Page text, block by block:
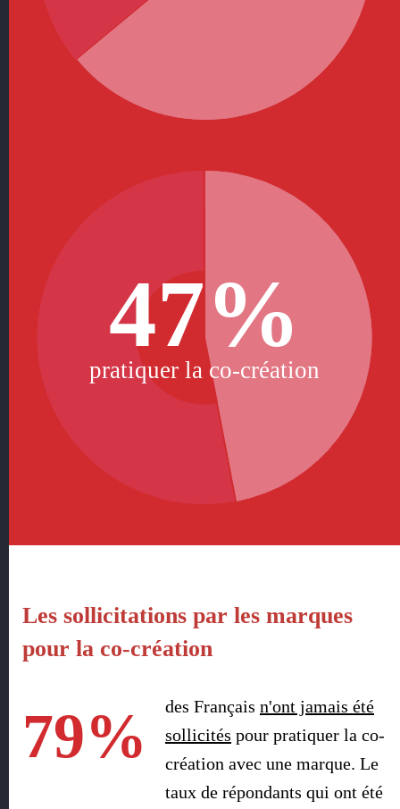
47%
pratiquer la co-création
Les sollicitations par les marques
pour la co-création
79% des Français n'ont jamais été
sollicités pour pratiquer la co-
création avec une marque. Le
taux de répondants qui ont été